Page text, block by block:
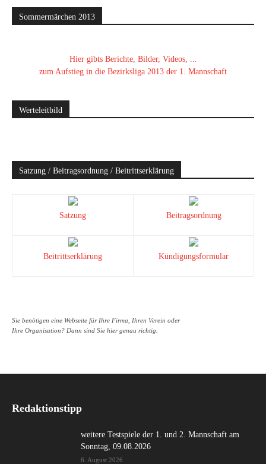
Sommermärchen 2013
Hier gibts Berichte, Bilder, Videos, ...
zum Aufstieg in die Bezirksliga 2013 der 1. Mannschaft
Werteleitbild
Satzung / Beitragsordnung / Beitrittserklärung
Satzung Beitragsordnung
Beitrittserklärung Kündigungsformular
Sie benötigen eine Webseite für Ihre Firma, Ihren Verein oder
Ihre Organisation? Dann sind Sie hier genau richtig.
Redaktionstipp
weitere Testspiele der 1. und 2. Mannschaft am
Sonntag, 09.08.2026
6. August 2026